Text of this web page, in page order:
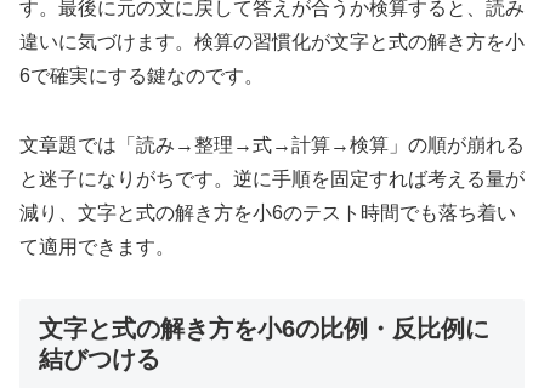
す。最後に元の文に戻して答えが合うか検算すると、読み
違いに気づけます。検算の習慣化が文字と式の解き方を小
6で確実にする鍵なのです。
文章題では「読み→整理→式→計算→検算」の順が崩れる
と迷子になりがちです。逆に手順を固定すれば考える量が
減り、文字と式の解き方を小6のテスト時間でも落ち着い
て適用できます。
文字と式の解き方を小6の比例・反比例に
結びつける